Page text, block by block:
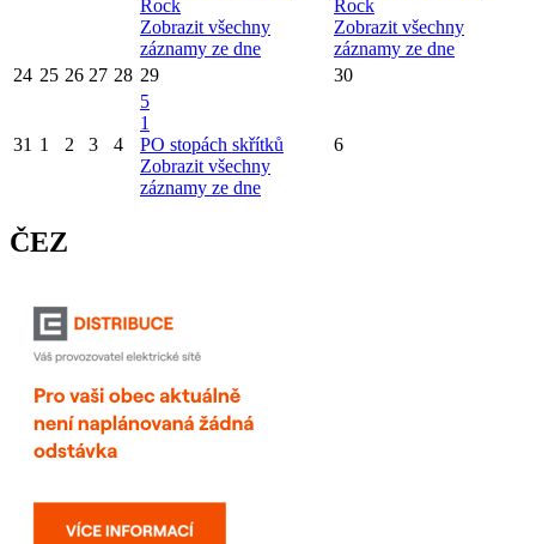
Rock
Zobrazit všechny
záznamy ze dne
Rock
Zobrazit všechny
záznamy ze dne
24 25 26 27 28 29 30
31 1 2 3 4
5
1
PO stopách skřítků
Zobrazit všechny
záznamy ze dne
6
ČEZ